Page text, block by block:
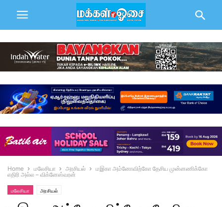
Home மலேசியா அரசியல்
மஇகா அம்னோவிற்கோ தேசிய முன்னணிக்கோ
எதிரி அல்ல – விக்னேஸ்வரன்
மலேசியா அரசியல்